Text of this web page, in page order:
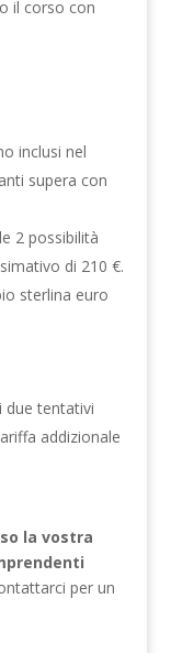
il corso con
inclusi nel
supera con
2 possibilità
di 210 €.
sterlina euro
due tentativi
addizionale
la vostra
per un